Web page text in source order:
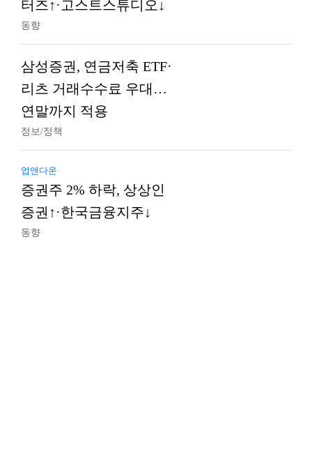
터즈↑·고스트스튜디오↓
동향
삼성증권, 연금저축 ETF·
리츠 거래수수료 우대…
연말까지 적용
정보/정책
업앤다운
증권주 2% 하락, 상상인
증권↑·한국금융지주↓
동향